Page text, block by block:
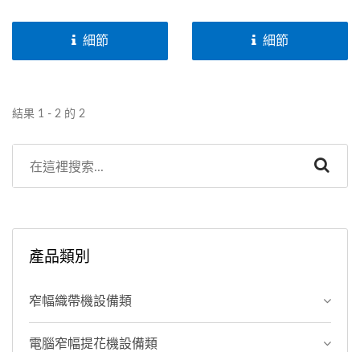
力；同步馬達控制系統和微
調系統用於控制張力；長度
筘，依需要的長度和密度而
易操作；機件精密，高品
細節
統控制整經的張力，使捲取
之橡膠絲維持穩定的張力。
細節
結果 1 - 2 的 2
產品類別
窄幅織帶機設備類
電腦窄幅提花機設備類